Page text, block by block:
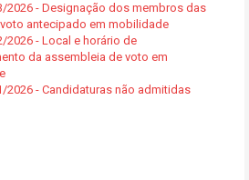
2026 - Designação dos membros das
antecipado em mobilidade
2026 - Local e horário de
da assembleia de voto em
2026 - Candidaturas não admitidas